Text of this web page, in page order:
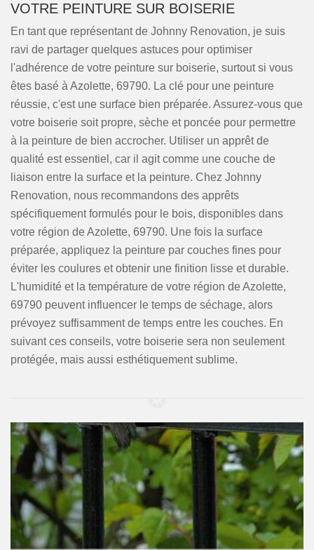
VOTRE PEINTURE SUR BOISERIE
En tant que représentant de Johnny Renovation, je suis
ravi de partager quelques astuces pour optimiser
l'adhérence de votre peinture sur boiserie, surtout si vous
êtes basé à Azolette, 69790. La clé pour une peinture
réussie, c'est une surface bien préparée. Assurez-vous que
votre boiserie soit propre, sèche et poncée pour permettre
à la peinture de bien accrocher. Utiliser un apprêt de
qualité est essentiel, car il agit comme une couche de
liaison entre la surface et la peinture. Chez Johnny
Renovation, nous recommandons des apprêts
spécifiquement formulés pour le bois, disponibles dans
votre région de Azolette, 69790. Une fois la surface
préparée, appliquez la peinture par couches fines pour
éviter les coulures et obtenir une finition lisse et durable.
L'humidité et la température de votre région de Azolette,
69790 peuvent influencer le temps de séchage, alors
prévoyez suffisamment de temps entre les couches. En
suivant ces conseils, votre boiserie sera non seulement
protégée, mais aussi esthétiquement sublime.